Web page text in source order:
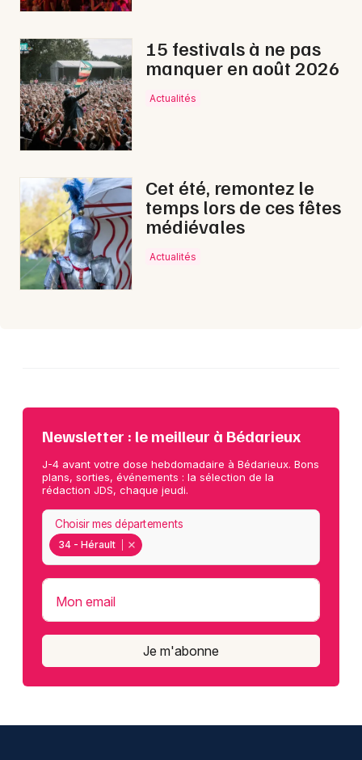
34 - Hérault
Mon email
15 festivals à ne pas
manquer en août 2026
Actualités
Cet été, remontez le
temps lors de ces fêtes
médiévales
Actualités
Newsletter : le meilleur à Bédarieux
J-4 avant votre dose hebdomadaire à Bédarieux. Bons
plans, sorties, événements : la sélection de la
rédaction JDS, chaque jeudi.
34 - Hérault
Choisir mes départements
Mon email
Je m'abonne